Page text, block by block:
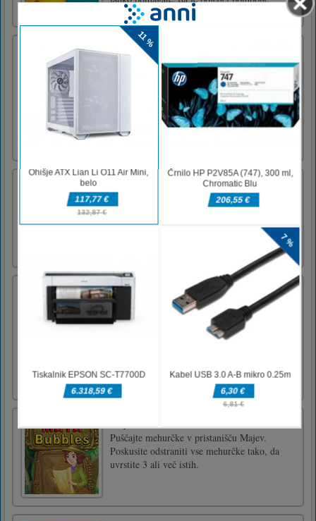
pridite sem in poskusite!
Helikopter in tank Battle Desert Storm
Multiplaye
Dobrodošli v novem kul in osupljivem
Helicopter And Tank Battle Desert Storm
Multiplayer, kjer boste lahko simulirali
pikselno pravo vojno, ki se bori proti
resničnim igralcem po vsem svetu. Naša fps igrica na bojnem polju
Kraljevski stolp Mahjong
Odlično zasnovana igra Tower Mahjong.
Združite 2 enake ploščice in odstranite vse
ploščice s stolpa.
Drunken Table Wars
The Drunken series continues with table wars.
Try to draw the table to your area. Play single
player mode or 2 player mode! To win, you
should defeat your opponent 5 times. Objects
Come on, hold the table! W and UP ARROW
or Touch Contr [...]
Puščajte mehurčke v pristanišču Majev.
Poskusite odstraniti vse mehurčke tako, da
uvrstite 3 ali več istih.